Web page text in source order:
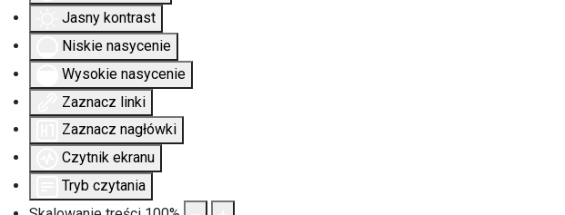
Jasny kontrast
Niskie nasycenie
Wysokie nasycenie
Zaznacz linki
Zaznacz nagłówki
Czytnik ekranu
Tryb czytania